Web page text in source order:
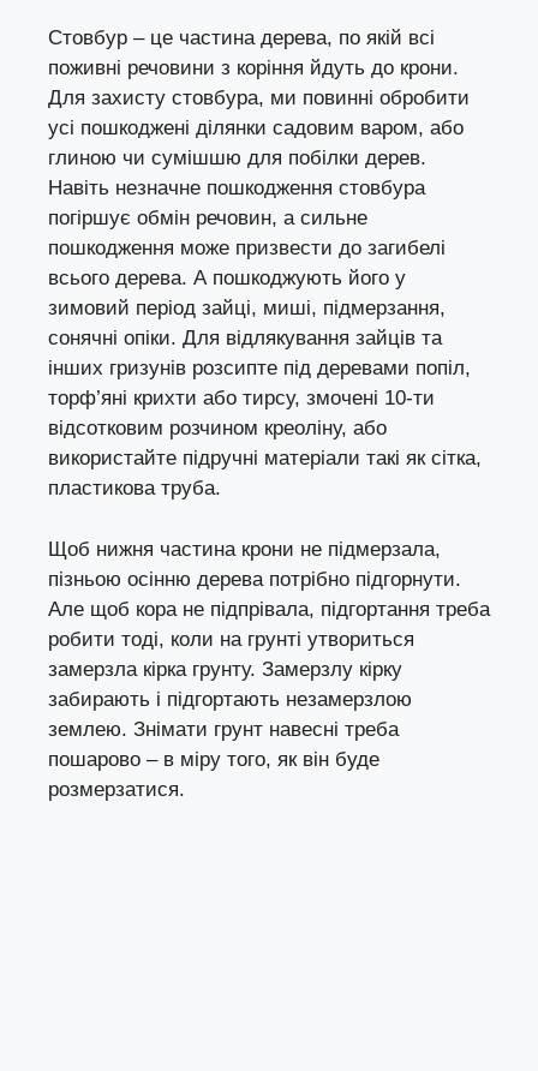
Стовбур – це частина дерева, по якій всі
поживні речовини з коріння йдуть до крони.
Для захисту стовбура, ми повинні обробити
усі пошкоджені ділянки садовим варом, або
глиною чи сумішшю для побілки дерев.
Навіть незначне пошкодження стовбура
погіршує обмін речовин, а сильне
пошкодження може призвести до загибелі
всього дерева. А пошкоджують його у
зимовий період зайці, миші, підмерзання,
сонячні опіки. Для відлякування зайців та
інших гризунів розсипте під деревами попіл,
торф’яні крихти або тирсу, змочені 10-ти
відсотковим розчином креоліну, або
використайте підручні матеріали такі як сітка,
пластикова труба.
Щоб нижня частина крони не підмерзала,
пізньою осінню дерева потрібно підгорнути.
Але щоб кора не підпрівала, підгортання треба
робити тоді, коли на грунті утвориться
замерзла кірка грунту. Замерзлу кірку
забирають і підгортають незамерзлою
землею. Знімати грунт навесні треба
пошарово – в міру того, як він буде
розмерзатися.